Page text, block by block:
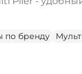
по бренду